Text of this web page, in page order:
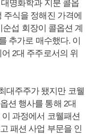
명화학과 지분 콜옵
식을 정해진 가격에
섭 회장이 콜옵션 계
추가로 매수했다. 이
2대 주주로서의 위
대주주가 됐지만 코웰
션 행사를 통해 2대
과정에서 코웰패션
패션 사업 부문을 인